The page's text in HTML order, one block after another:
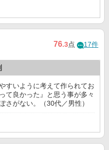
76.3点 17件
すいように考えて作られてお
て良かった』と思う事が多々
さがない。（30代／男性）